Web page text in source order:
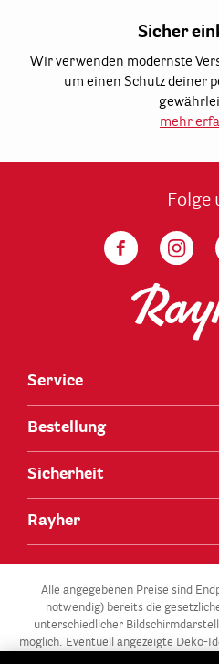
Sicher
Wir verwenden modernste
um einen Schutz deiner
mehr
Folge
Service
Bestellung
Sicherheit
Rayher
Alle angegebenen Preise sind
notwendig) bereits die
unterschiedlicher
möglich. Eventuell angezeigte Deko-